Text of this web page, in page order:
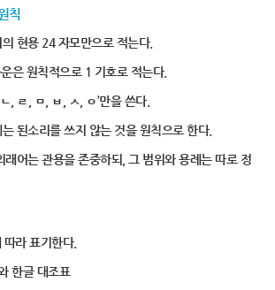
칙
현용 24 자모만으로 적는다.
은 원칙적으로 1 기호로 적는다.
, ㄹ, ㅁ, ㅂ, ㅅ, ㅇ’만을 쓴다.
된소리를 쓰지 않는 것을 원칙으로 한다.
래어는 관용을 존중하되, 그 범위와 용례는 따로 정
라 표기한다.
한글 대조표